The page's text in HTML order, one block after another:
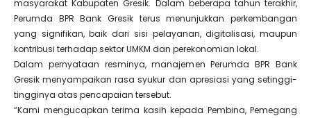
masyarakat Kabupaten Gresik. Dalam beberapa tahun terakhir,
Perumda BPR Bank Gresik terus menunjukkan perkembangan
yang signifikan, baik dari sisi pelayanan, digitalisasi, maupun
kontribusi terhadap sektor UMKM dan perekonomian lokal.
Dalam pernyataan resminya, manajemen Perumda BPR Bank
Gresik menyampaikan rasa syukur dan apresiasi yang setinggi-
tingginya atas pencapaian tersebut.
“Kami mengucapkan terima kasih kepada Pembina, Pemegang